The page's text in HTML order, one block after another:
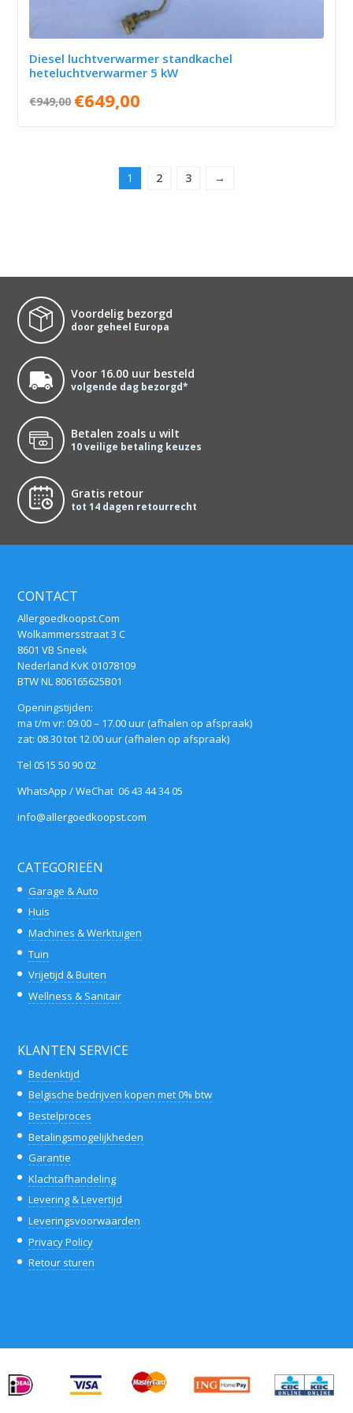
Diesel luchtverwarmer standkachel
heteluchtverwarmer 5 kW
€949,00 Oorspronkelijke
prijs
was:
€649,00
is:
1
2 3 →
Voordelig bezorgd
door geheel Europa
Voor 16.00 uur besteld
volgende dag bezorgd*
Betalen zoals u wilt
10 veilige betaling keuzes
Gratis retour
tot 14 dagen retourrecht
CONTACT
Allergoedkoopst.Com
Wolkammersstraat 3 C
8601 VB Sneek
Nederland KvK 01078109
BTW NL 806165625B01
Openingstijden:
ma t/m vr: 09.00 – 17.00 uur (afhalen op afspraak)
zat: 08.30 tot 12.00 uur (afhalen op afspraak)
Tel 0515 50 90 02
WhatsApp / WeChat 06 43 44 34 05
info@allergoedkoopst.com
CATEGORIEËN
Garage & Auto
Huis
Machines & Werktuigen
Tuin
Vrijetijd & Buiten
Wellness & Sanitair
KLANTEN SERVICE
Bedenktijd
Belgische bedrijven kopen met 0% btw
Bestelproces
Betalingsmogelijkheden
Garantie
Klachtafhandeling
Levering & Levertijd
Leveringsvoorwaarden
Privacy Policy
Retour sturen